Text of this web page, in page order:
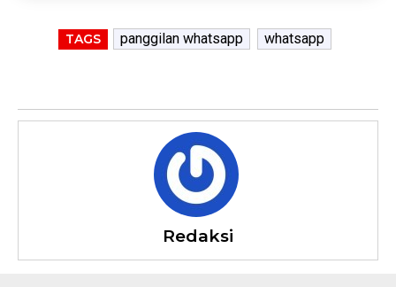
TAGS panggilan whatsapp whatsapp
Redaksi